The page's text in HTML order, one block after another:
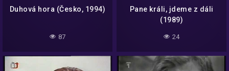
Duhová hora (Česko, 1994)
87
Pane králi, jdeme z dáli
(1989)
24